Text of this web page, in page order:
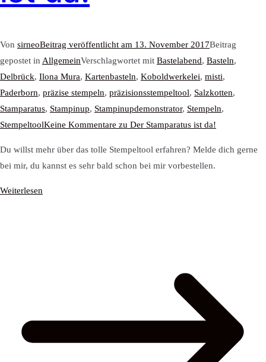
Von sirneoBeitrag veröffentlicht am 13. November 2017Beitrag
gepostet in AllgemeinVerschlagwortet mit Bastelabend, Basteln,
Delbrück, Ilona Mura, Kartenbasteln, Koboldwerkelei, misti,
Paderborn, präzise stempeln, präzisionsstempeltool, Salzkotten,
Stamparatus, Stampinup, Stampinupdemonstrator, Stempeln,
StempeltoolKeine Kommentare zu Der Stamparatus ist da!
Du willst mehr über das tolle Stempeltool erfahren? Melde dich gerne
bei mir, du kannst es sehr bald schon bei mir vorbestellen.
Weiterlesen